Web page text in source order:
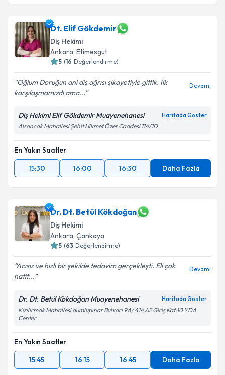
Dt. Elif Gökdemir
Diş Hekimi
Ankara, Etimesgut
5 (16 Değerlendirme)
Oğlum Doruğun ani diş ağrısı şikayetiyle gittik. İlk
karşılaşmamızdı ama...
Devamı
Diş Hekimi Elif Gökdemir Muayenehanesi Haritada Göster
Alsancak Mahallesi Şehit Hikmet Özer Caddesi 114/1D
En Yakın Saatler
15:30
16:00 16:30 Daha Fazla
Dr. Dt. Betül Kökdoğan
Diş Hekimi
Ankara, Çankaya
5 (63 Değerlendirme)
Acısız ve hızlı bir şekilde tedavim gerçekleşti. Eli çok
hafif...
Devamı
Dr. Dt. Betül Kökdoğan Muayenehanesi Haritada Göster
Kızılırmak Mahallesi dumlupınar Bulvarı 9A/ 414 A2 Giriş Kat:10 YDA
Center
En Yakın Saatler
15:45
16:15 16:45 Daha Fazla